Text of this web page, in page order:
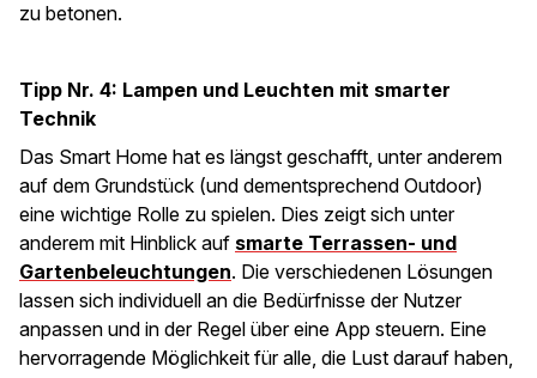
zu betonen.
Tipp Nr. 4: Lampen und Leuchten mit smarter
Technik
Das Smart Home hat es längst geschafft, unter anderem
auf dem Grundstück (und dementsprechend Outdoor)
eine wichtige Rolle zu spielen. Dies zeigt sich unter
anderem mit Hinblick auf smarte Terrassen- und
Gartenbeleuchtungen. Die verschiedenen Lösungen
lassen sich individuell an die Bedürfnisse der Nutzer
anpassen und in der Regel über eine App steuern. Eine
hervorragende Möglichkeit für alle, die Lust darauf haben,